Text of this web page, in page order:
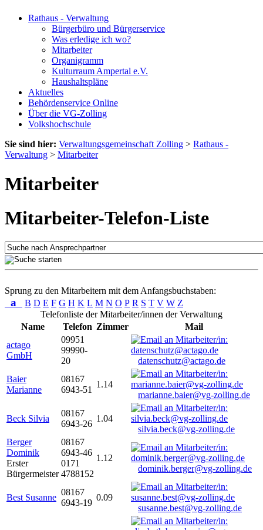
Rathaus - Verwaltung
Bürgerbüro und Bürgerservice
Was erledige ich wo?
Mitarbeiter
Organigramm
Kulturraum Ampertal e.V.
Haushaltspläne
Aktuelles
Behördenservice Online
Über die VG-Zolling
Volkshochschule
Sie sind hier: Verwaltungsgemeinschaft Zolling > Rathaus -
Verwaltung > Mitarbeiter
Mitarbeiter
Mitarbeiter-Telefon-Liste
Sprung zu den Mitarbeitern mit dem Anfangsbuchstaben:
a B D E F G H K L M N O P R S T V W Z
Telefonliste der Mitarbeiter/innen der Verwaltung
Name
Telefon Zimmer
Mail
actago
GmbH
09951
99990-
20
datenschutz@actago.de
Baier
Marianne
08167
6943-51
1.14
marianne.baier@vg-zolling.de
Beck Silvia
08167
6943-26
1.04
silvia.beck@vg-zolling.de
Berger
Dominik
Erster
Bürgermeister
08167
6943-46
0171
4788152
1.12
dominik.berger@vg-zolling.de
Best Susanne
08167
6943-19
0.09
susanne.best@vg-zolling.de